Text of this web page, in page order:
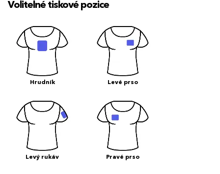
Volitelné tiskové pozice
Hrudník Levé prso
Levý rukáv Pravé prso